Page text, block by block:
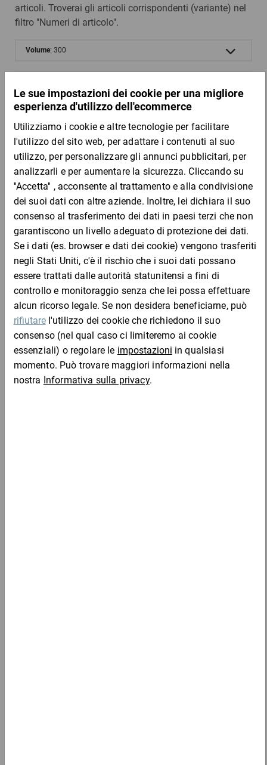
articoli. Troverai gli articoli corrispondenti (variante) nel
filtro "Numeri di articolo".
Volume: 300
Codice
prodotto
Aggiungi al
carrello
KUESP
2
Da 5
16,05 €
Da 25
15,25 €
Da
per 1 Pezzo
80,25 €
Campione
Aggiungi al carrello
Chi ha acquistato questo articolo ha acquistato
anche